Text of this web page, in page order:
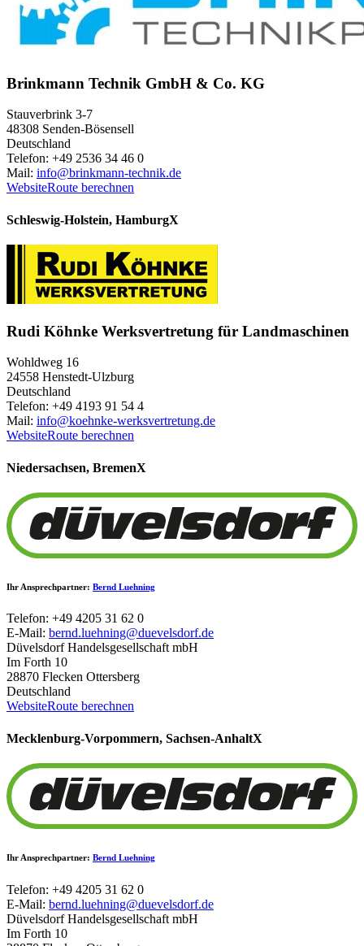
Brinkmann Technik GmbH & Co. KG
Stauverbrink 3-7
48308 Senden-Bösensell
Deutschland
Telefon: +49 2536 34 46 0
Mail: info@brinkmann-technik.de
WebsiteRoute berechnen
Schleswig-Holstein, HamburgX
Rudi Köhnke Werksvertretung für Landmaschinen
Wohldweg 16
24558 Henstedt-Ulzburg
Deutschland
Telefon: +49 4193 91 54 4
Mail: info@koehnke-werksvertretung.de
WebsiteRoute berechnen
Niedersachsen, BremenX
Ihr Ansprechpartner: Bernd Luehning
Telefon: +49 4205 31 62 0
E-Mail: bernd.luehning@duevelsdorf.de
Düvelsdorf Handelsgesellschaft mbH
Im Forth 10
28870 Flecken Ottersberg
Deutschland
WebsiteRoute berechnen
Mecklenburg-Vorpommern, Sachsen-AnhaltX
Ihr Ansprechpartner: Bernd Luehning
Telefon: +49 4205 31 62 0
E-Mail: bernd.luehning@duevelsdorf.de
Düvelsdorf Handelsgesellschaft mbH
Im Forth 10